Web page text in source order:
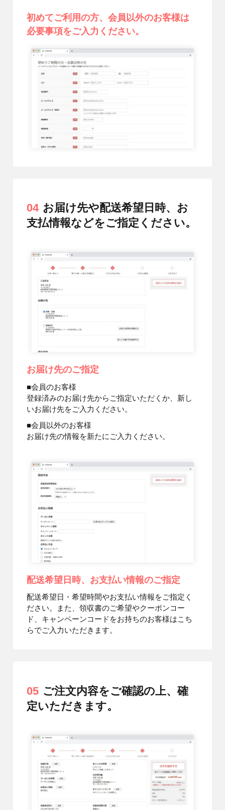
初めてご利用の方、会員以外のお客様は
必要事項をご入力ください。
04 お届け先や配送希望日時、お
支払情報などをご指定ください。
お届け先のご指定
■会員のお客様
登録済みのお届け先からご指定いただくか、新し
いお届け先をご入力ください。
■会員以外のお客様
お届け先の情報を新たにご入力ください。
配送希望日時、お支払い情報のご指定
配送希望日・希望時間やお支払い情報をご指定く
ださい。また、領収書のご希望やクーポンコー
ド、キャンペーンコードをお持ちのお客様はこち
らでご入力いただきます。
05 ご注文内容をご確認の上、確
定いただきます。